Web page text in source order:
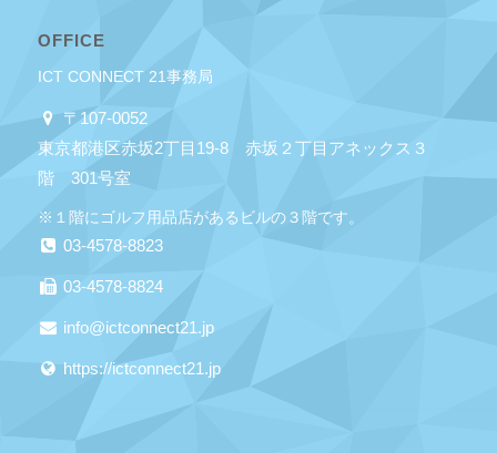
OFFICE
ICT CONNECT 21事務局
〒107-0052
東京都港区赤坂2丁目19-8 赤坂２丁目アネックス３
階 301号室
※１階にゴルフ用品店があるビルの３階です。
03-4578-8823
03-4578-8824
info@ictconnect21.jp
https://ictconnect21.jp